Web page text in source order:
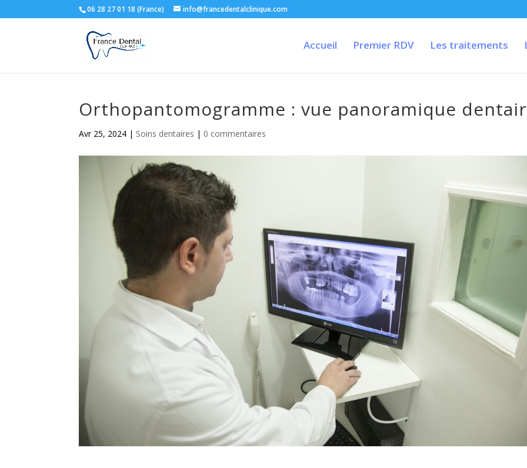
06 28 27 01 18 (France) info@francedentalclinique.com
Accueil Premier RDV Les traitements
Orthopantomogramme : vue panoramique
Avr 25, 2024 | Soins dentaires | 0 commentaires